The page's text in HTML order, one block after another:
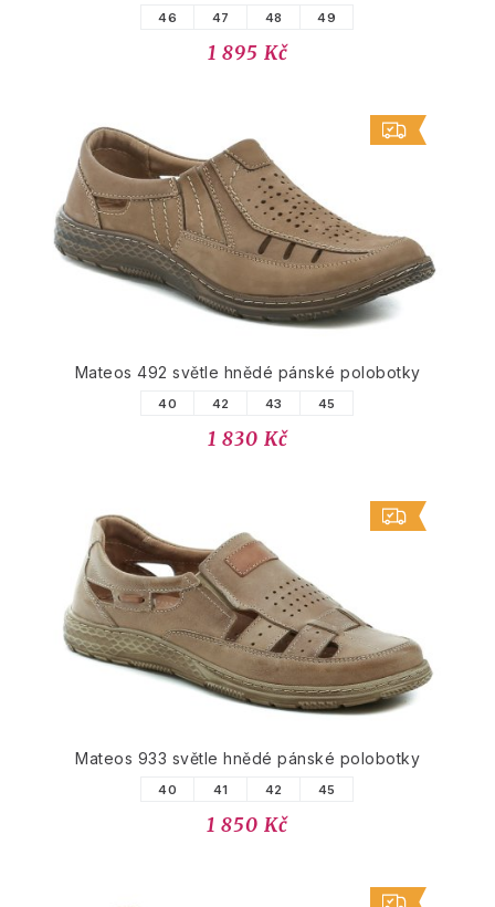
46 47 48 49
1 895 Kč
Mateos 492 světle hnědé pánské polobotky
40 42 43 45
1 830 Kč
Mateos 933 světle hnědé pánské polobotky
40 41 42 45
1 850 Kč